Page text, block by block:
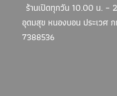
ร้านเปิดทุกวัน 10.00 น. –
อุดมสุข หนองบอน ประเวศ
7388536